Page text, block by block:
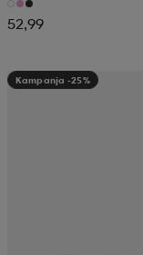
52,99
Kampanja -25%